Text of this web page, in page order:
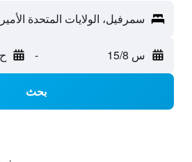
سمرفيل، الولايات المتحدة
س 15/8 - ح 16/8
بحث